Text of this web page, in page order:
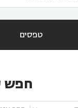
טפסים
חפש